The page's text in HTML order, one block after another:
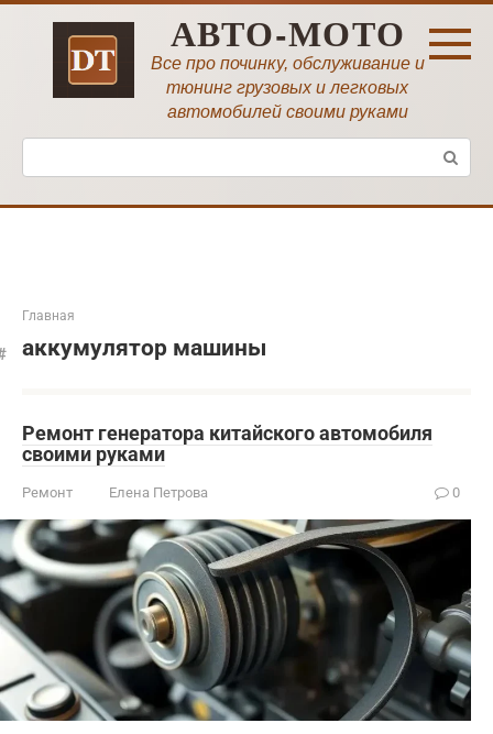
Перейти
АВТО-МОТО
Все про починку, обслуживание и
тюнинг грузовых и легковых
автомобилей своими руками
Поиск:
Главная
аккумулятор машины
Ремонт генератора китайского автомобиля
своими руками
Ремонт Елена Петрова 0